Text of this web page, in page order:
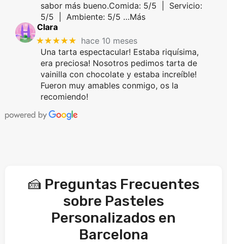
sabor más bueno.Comida: 5/5 | Servicio:
5/5 | Ambiente: 5/5 …Más
Clara
★★★★★ hace 10 meses
Una tarta espectacular! Estaba riquísima,
era preciosa! Nosotros pedimos tarta de
vainilla con chocolate y estaba increíble!
Fueron muy amables conmigo, os la
recomiendo!
🍰 Preguntas Frecuentes
sobre Pasteles
Personalizados en
Barcelona